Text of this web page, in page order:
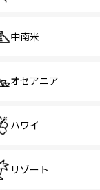
中南米
オセアニア
ハワイ
リゾート